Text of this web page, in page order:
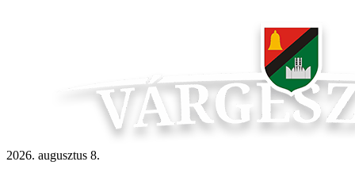
2026. augusztus 8.